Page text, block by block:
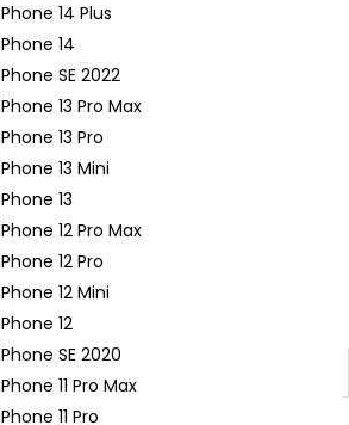
14 Plus
14
SE 2022
13 Pro Max
13 Pro
13 Mini
13
12 Pro Max
12 Pro
12 Mini
12
SE 2020
11 Pro Max
11 Pro